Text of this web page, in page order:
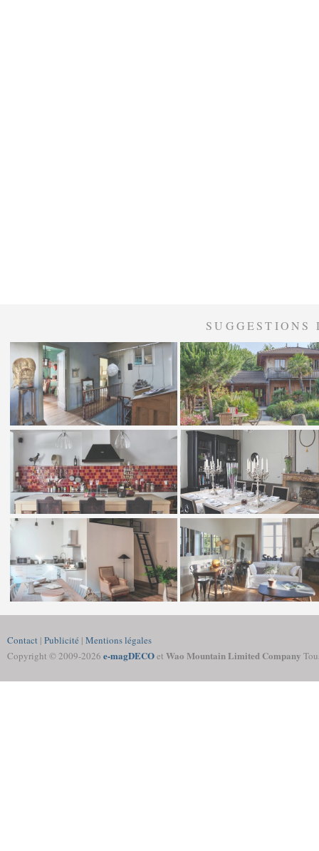
Contact | Publicité | Mentions légales
Copyright © 2009-2026 e-magDECOet Wao Mountain Limited Company